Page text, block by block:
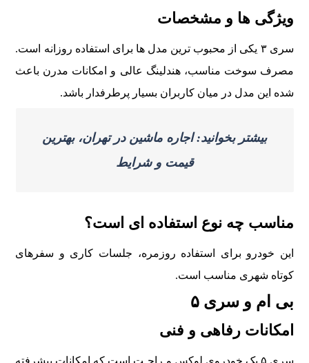
ويژگی ها و مشخصات
سری ۳ يکی از محبوب ترين مدل ها برای استفاده روزانه است.
مصرف سوخت مناسب، هندلينگ عالی و امکانات مدرن باعث
شده اين مدل در ميان کاربران بسيار پرطرفدار باشد.
بیشتر بخوانید: اجاره ماشین در تهران، بهترین
قیمت و شرایط
مناسب چه نوع استفاده ای است؟
اين خودرو برای استفاده روزمره، جلسات کاری و سفرهای
کوتاه شهری مناسب است.
بی ام و سری ۵
امکانات رفاهی و فنی
سری ۵ يک خودروی لوکس و راحـت است که امکانات پيشرفته